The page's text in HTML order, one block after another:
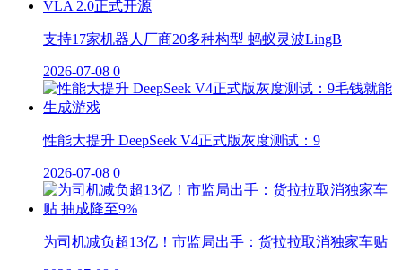
支持17家机器人厂商20多种构型 蚂蚁灵波LingB
2026-07-08 0
性能大提升 DeepSeek V4正式版灰度测试：9
2026-07-08 0
为司机减负超13亿！市监局出手：货拉拉取消独家车贴